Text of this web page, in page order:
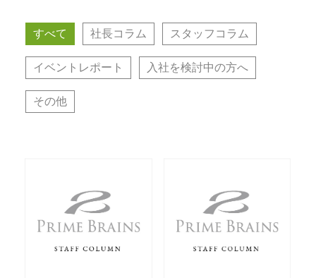
すべて 社長コラム スタッフコラム
イベントレポート 入社を検討中の方へ
その他